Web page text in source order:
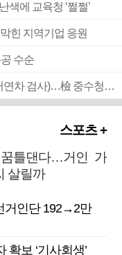
에 교육청 ‘쩔쩔’
힌 지역기업 응원
수순
■ 검사 신분 버리고 직급하향(10년 이하 저연차 검사)…檢 중수청행 기피
스포츠 +
꿈틀댄다…거인 가
살릴까
거인단 192→2만
보 ‘기사회생’